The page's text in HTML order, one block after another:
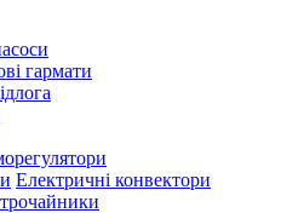
гармати
Електричні конвектори